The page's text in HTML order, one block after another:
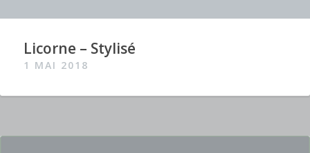
Licorne – Stylisé
1 MAI 2018